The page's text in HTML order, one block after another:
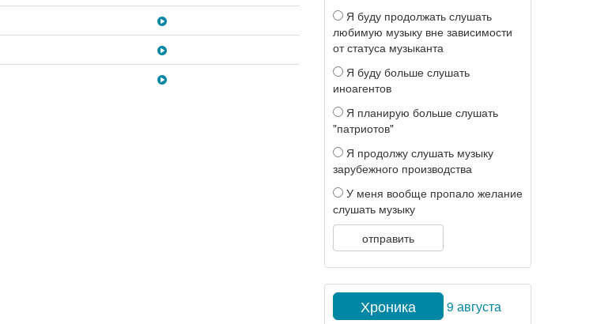
Я буду продолжать слушать
любимую музыку вне зависимости
от статуса музыканта
Я буду больше слушать
иноагентов
Я планирую больше слушать
"патриотов"
Я продолжу слушать музыку
зарубежного производства
У меня вообще пропало желание
слушать музыку
отправить
Хроника 9 августа